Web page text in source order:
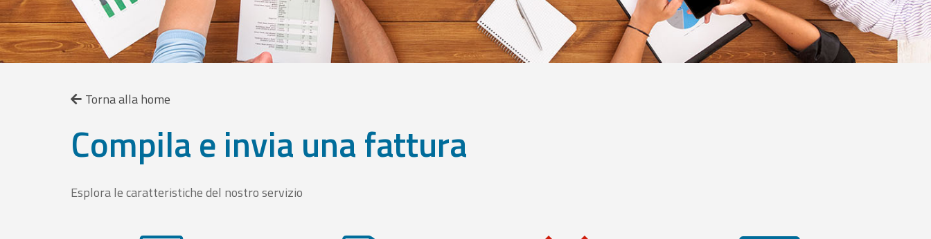
Torna alla home
Compila e invia una fattura
Esplora le caratteristiche del nostro servizio